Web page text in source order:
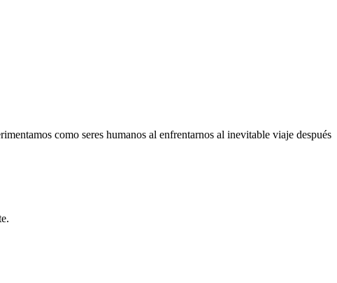
como seres humanos al enfrentarnos al inevitable viaje después